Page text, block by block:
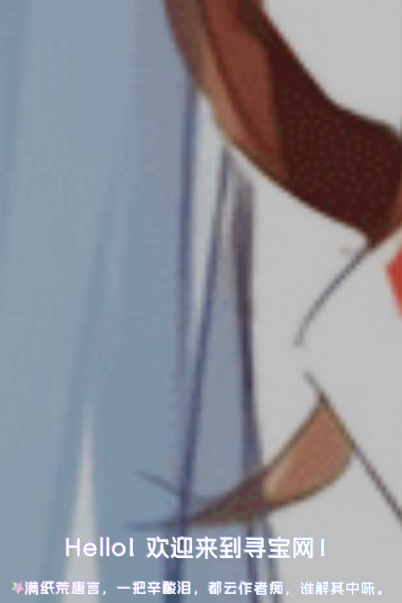
Hello! 欢迎来到寻宝网！
满纸荒唐言，一把辛酸泪，都云作者痴，谁解其中味。